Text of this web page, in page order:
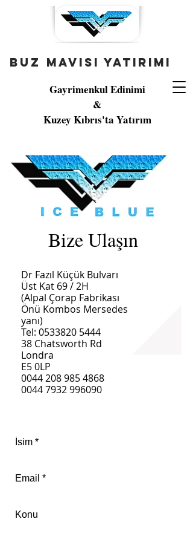
buz mavisi yatırımı
Gayrimenkul Edinimi
&
Kuzey Kıbrıs'ta Yatırım
Bize Ulaşın
Dr Fazıl Küçük Bulvarı
Üst Kat 69 / 2H
(Alpal Çorap Fabrikası
Önü Kombos Mersedes
yanı)
Tel: 0533820 5444
38 Chatsworth Rd
Londra
E5 0LP
0044 208 985 4868
0044 7932 996090